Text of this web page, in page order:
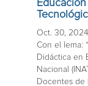
Oct. 30, 2024
Con el lema:
Didáctica en
Nacional
Docentes de